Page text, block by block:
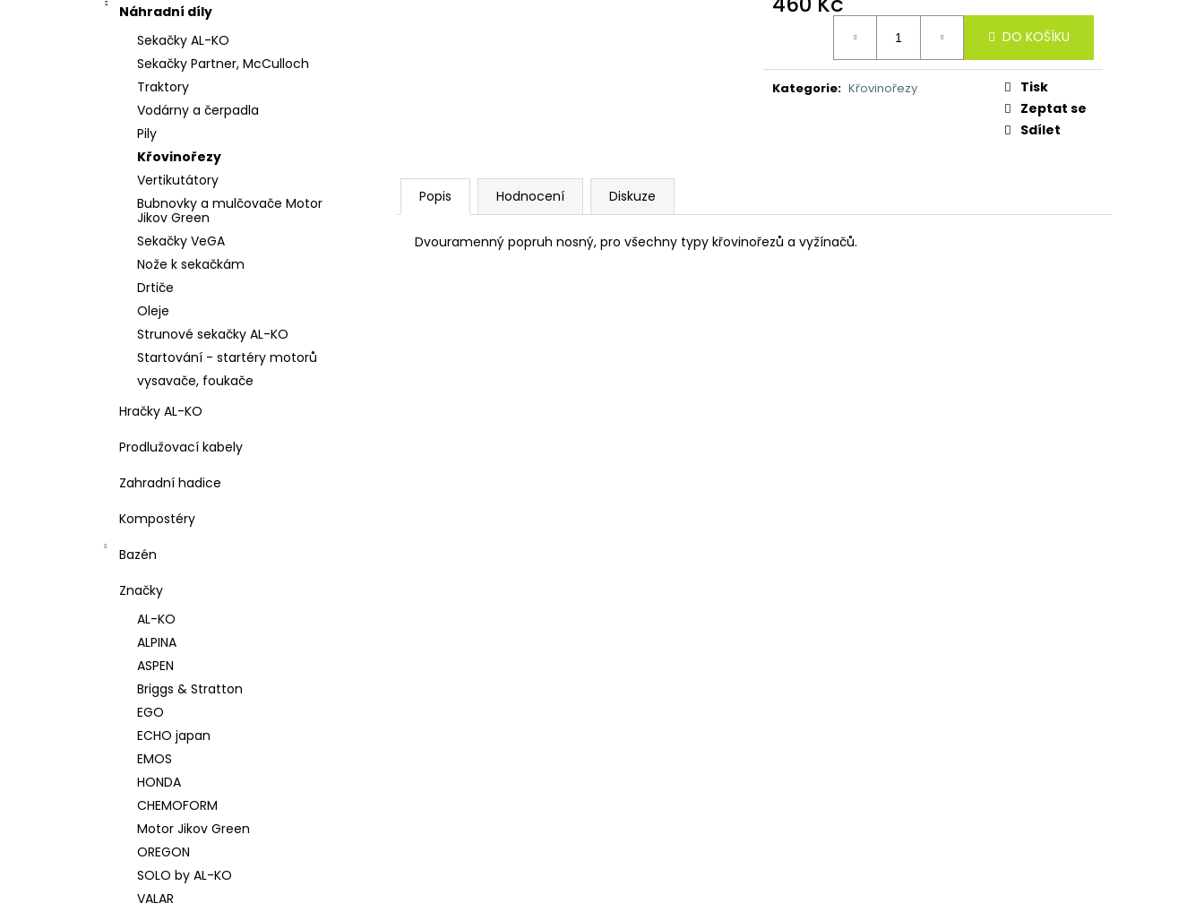
Náhradní díly
Sekačky AL-KO
Sekačky Partner, McCulloch
Traktory
Vodárny a čerpadla
Pily
Křovinořezy
Vertikutátory
Bubnovky a mulčovače Motor
Jikov Green
Sekačky VeGA
Nože k sekačkám
Drtiče
Oleje
Strunové sekačky AL-KO
Startování - startéry motorů
vysavače, foukače
Hračky AL-KO
Prodlužovací kabely
Zahradní hadice
Kompostéry
Bazén
Značky
AL-KO
ALPINA
ASPEN
Briggs & Stratton
EGO
ECHO japan
EMOS
HONDA
CHEMOFORM
Motor Jikov Green
OREGON
SOLO by AL-KO
VALAR
DO KOŠÍKU
Kategorie: Křovinořezy
Tisk
Zeptat se
Sdílet
Popis Hodnocení Diskuze
Dvouramenný popruh nosný, pro všechny typy křovinořezů a vyžínačů.